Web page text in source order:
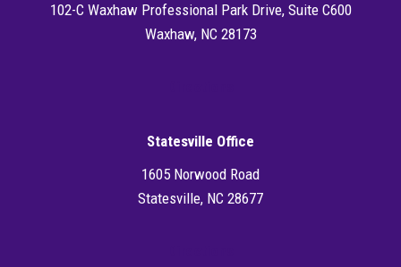
102-C Waxhaw Professional Park Drive, Suite C600
Waxhaw, NC 28173
Statesville Office
1605 Norwood Road
Statesville, NC 28677